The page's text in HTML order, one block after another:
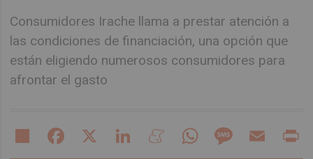
Consumidores Irache llama a prestar atención a
las condiciones de financiación, una opción que
están eligiendo numerosos consumidores para
afrontar el gasto
Share Facebook LinkedIn MeneameWhatsAppMessageEmail